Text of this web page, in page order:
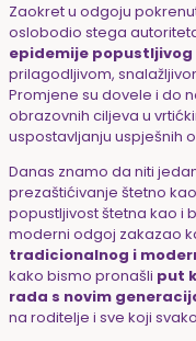
Zaokret u odgoju
oslobodio stega
epidemije popustljivog
prilagodljivom,
Promjene su dovele i do
obrazovnih ciljeva u
uspostavljanju uspješnih
Danas znamo da niti
prezaštićivanje štetno
popustljivost štetna kao i
moderni odgoj zakazao
tradicionalnog i
kako bismo pronašli put
rada s novim
na roditelje i sve koji